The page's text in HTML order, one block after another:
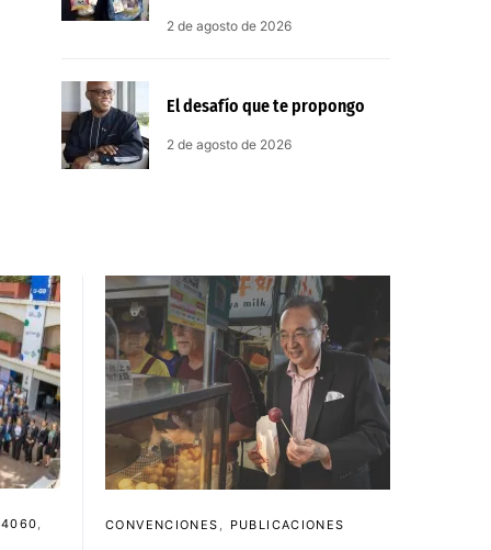
2 de agosto de 2026
El desafío que te propongo
2 de agosto de 2026
4060 CONVENCIONES PUBLICACIONES